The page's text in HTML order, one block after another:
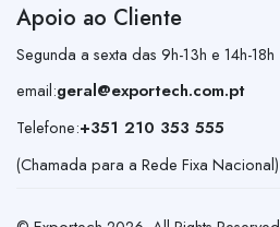
Apoio ao Cliente
Segunda a sexta das 9h-13h e 14h-18h
email:geral@exportech.com.pt
Telefone:+351 210 353 555
(Chamada para a Rede Fixa Nacional)